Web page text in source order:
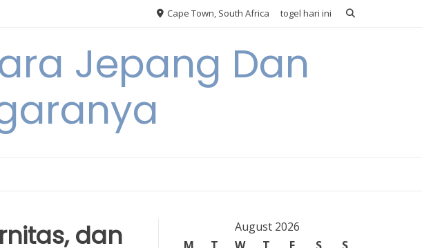
Cape Town, South Africa togel hari ini
Jepang Dan
dan
August 2026